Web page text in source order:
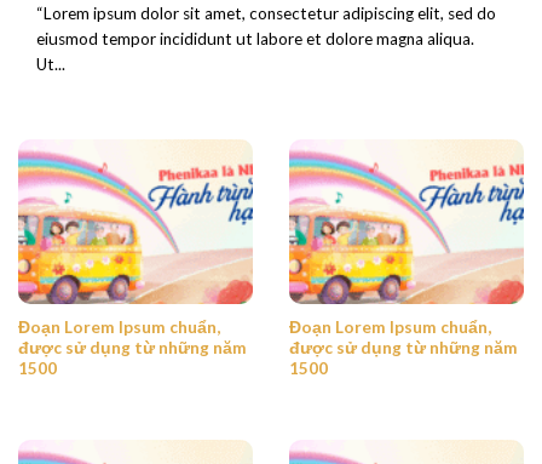
“Lorem ipsum dolor sit amet, consectetur adipiscing elit, sed do
eiusmod tempor incididunt ut labore et dolore magna aliqua.
Ut...
Đoạn Lorem Ipsum chuẩn,
được sử dụng từ những năm
1500
Đoạn Lorem Ipsum chuẩn,
được sử dụng từ những năm
1500